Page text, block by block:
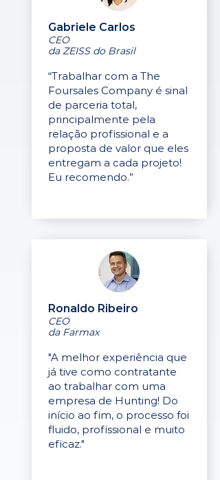
Gabriele Carlos
CEO
da ZEISS do Brasil
“Trabalhar com a The
Foursales Company é sinal
de parceria total,
principalmente pela
relação profissional e a
proposta de valor que eles
entregam a cada projeto!
Eu recomendo.”
Ronaldo Ribeiro
CEO
da Farmax
"A melhor experiência que
já tive como contratante
ao trabalhar com uma
empresa de Hunting! Do
início ao fim, o processo foi
fluido, profissional e muito
eficaz."